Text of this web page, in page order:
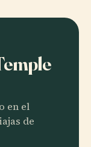
en el
de